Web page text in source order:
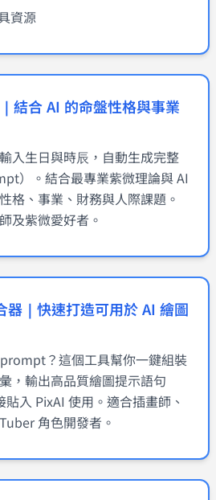
資源
結合 AI 的命盤性格與事業
入生日與時辰，自動生成完整
）。結合最專業紫微理論與 AI
格、事業、財務與人際課題。
及紫微愛好者。
｜快速打造可用於 AI 繪圖
？這個工具幫你一鍵組裝
，輸出高品質繪圖提示語句
貼入 PixAI 使用。適合插畫師、
角色開發者。